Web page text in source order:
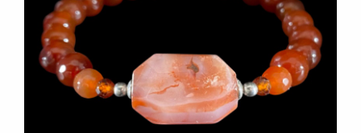
Alus - orthoceras (fossiil) Fossiil -